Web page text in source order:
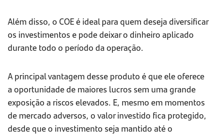
Além disso, o COE é ideal para quem deseja diversificar
os investimentos e pode deixar o dinheiro aplicado
durante todo o período da operação.
A principal vantagem desse produto é que ele oferece
a oportunidade de maiores lucros sem uma grande
exposição a riscos elevados. E, mesmo em momentos
de mercado adversos, o valor investido fica protegido,
desde que o investimento seja mantido até o